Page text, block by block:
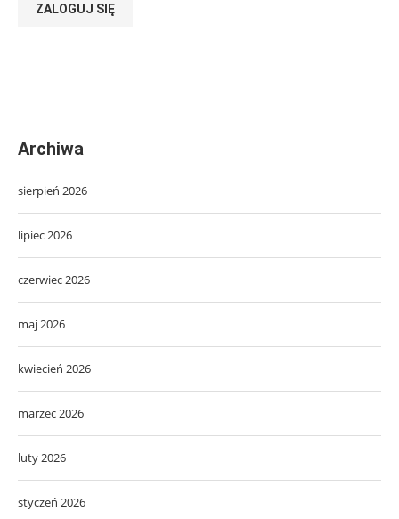
ZALOGUJ SIĘ
Archiwa
sierpień 2026
lipiec 2026
czerwiec 2026
maj 2026
kwiecień 2026
marzec 2026
luty 2026
styczeń 2026